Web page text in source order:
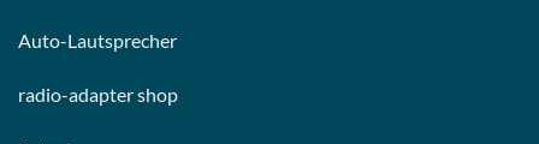
Auto-Lautsprecher
radio-adapter shop